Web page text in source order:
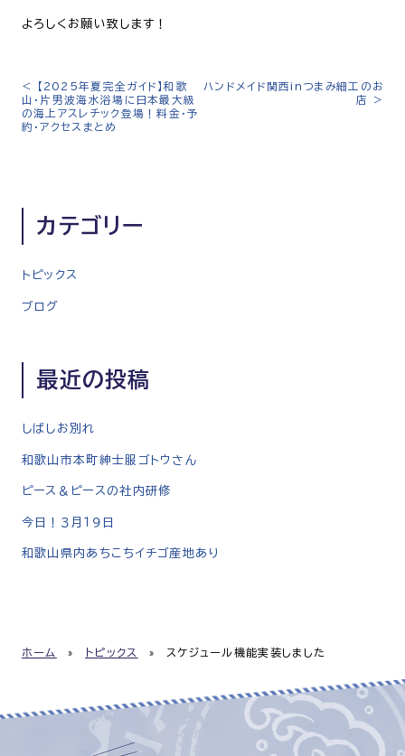
よろしくお願い致します！
投
稿
シ
ン
<
【2025年夏完全ガイド】和歌
山・片男波海水浴場に日本最大級
の海上アスレチック登場！料金・予
約・アクセスまとめ
ハンドメイド関西inつまみ細工のお
店
>
カテゴリー
トピックス
ブログ
最近の投稿
しばしお別れ
和歌山市本町紳士服ゴトウさん
ピース＆ピースの社内研修
今日！３月１９日
和歌山県内あちこちイチゴ産地あり
ホーム » トピックス » スケジュール機能実装しました